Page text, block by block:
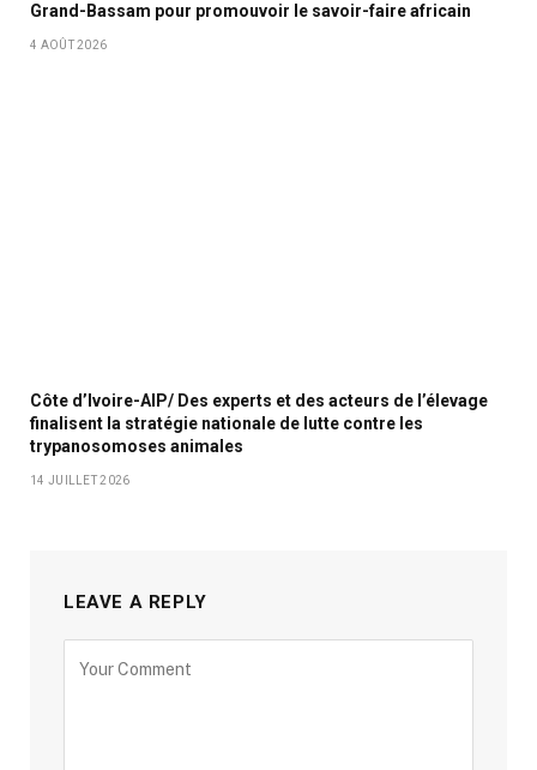
Grand-Bassam pour promouvoir le savoir-faire africain
4 AOÛT 2026
Côte d’Ivoire-AIP/ Des experts et des acteurs de l’élevage
finalisent la stratégie nationale de lutte contre les
trypanosomoses animales
14 JUILLET 2026
LEAVE A REPLY